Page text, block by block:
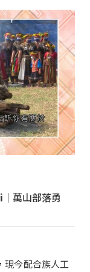
｜萬山部落勇
現今配合族人工